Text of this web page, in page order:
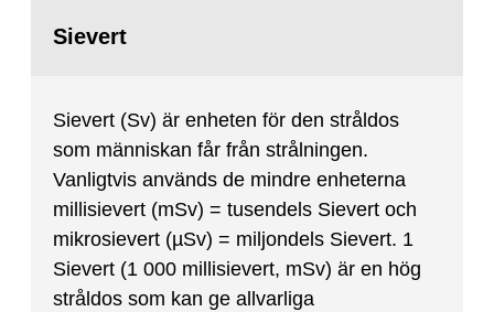
Sievert
Sievert (Sv) är enheten för den stråldos
som människan får från strålningen.
Vanligtvis används de mindre enheterna
millisievert (mSv) = tusendels Sievert och
mikrosievert (µSv) = miljondels Sievert. 1
Sievert (1 000 millisievert, mSv) är en hög
stråldos som kan ge allvarliga